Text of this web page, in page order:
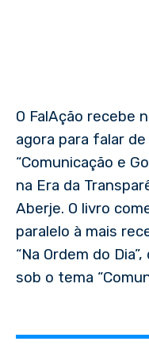
O FalAção recebe
agora para falar
“Comunicação e
na Era da
Aberje. O livro
paralelo à mais
“Na Ordem do
sob o tema